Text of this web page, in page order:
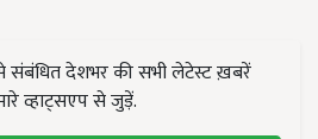
संबंधित देशभर की सभी लेटेस्ट ख़बरें
व्हाट्सएप से जुड़ें.